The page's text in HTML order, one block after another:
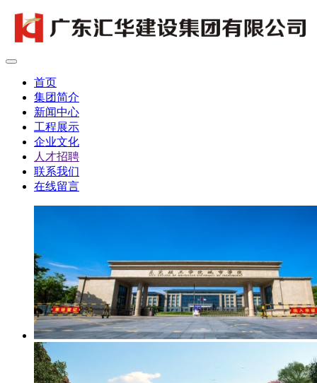
首页
集团简介
新闻中心
工程展示
企业文化
人才招聘
联系我们
在线留言